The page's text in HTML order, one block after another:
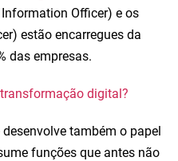
Officer) e os
estão encarregues da
das empresas.
digital?
também o papel
funções que antes não